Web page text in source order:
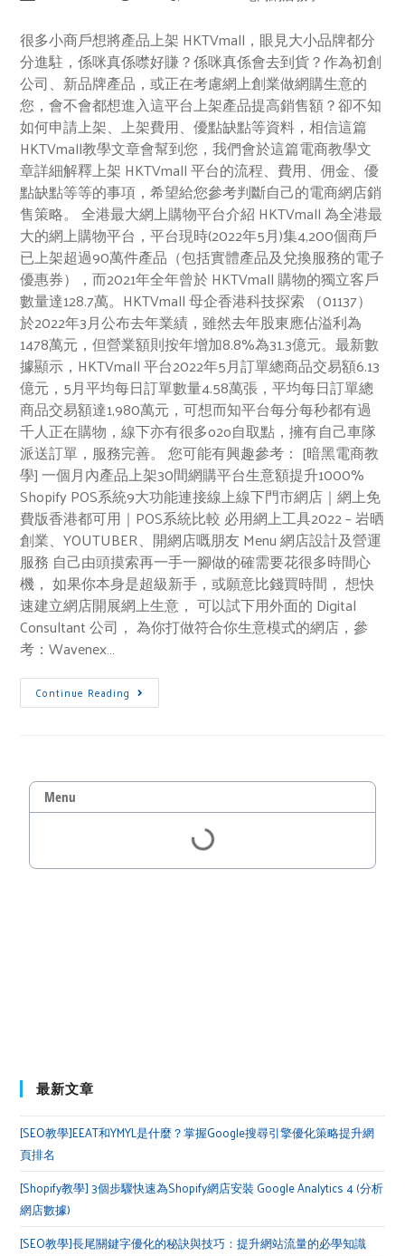
很多小商戶想將產品上架 HKTVmall，眼見大小品牌都分
分進駐，係咪真係噤好賺？係咪真係會去到貨？作為初創
公司、新品牌產品，或正在考慮網上創業做網購生意的
您，會不會都想進入這平台上架產品提高銷售額？卻不知
如何申請上架、上架費用、優點缺點等資料，相信這篇
HKTVmall教學文章會幫到您，我們會於這篇電商教學文
章詳細解釋上架 HKTVmall 平台的流程、費用、佣金、優
點缺點等等的事項，希望給您參考判斷自己的電商網店銷
售策略。 全港最大網上購物平台介紹 HKTVmall 為全港最
大的網上購物平台，平台現時(2022年5月)集4,200個商戶
已上架超過90萬件產品（包括實體產品及兌換服務的電子
優惠券），而2021年全年曾於 HKTVmall 購物的獨立客戶
數量達128.7萬。HKTVmall 母企香港科技探索 （01137）
於2022年3月公布去年業績，雖然去年股東應佔溢利為
1478萬元，但營業額則按年增加8.8%為31.3億元。最新數
據顯示，HKTVmall 平台2022年5月訂單總商品交易額6.13
億元，5月平均每日訂單數量4.58萬張，平均每日訂單總
商品交易額達1,980萬元，可想而知平台每分每秒都有過
千人正在購物，線下亦有很多o2o自取點，擁有自己車隊
派送訂單，服務完善。 您可能有興趣參考： [暗黑電商教
學] 一個月內產品上架30間網購平台生意額提升1000%
Shopify POS系統9大功能連接線上線下門市網店｜網上免
費版香港都可用｜POS系統比較 必用網上工具2022 – 岩晒
創業、YOUTUBER、開網店嘅朋友 Menu 網店設計及營運
服務 自己由頭摸索再一手一腳做的確需要花很多時間心
機， 如果你本身是超級新手，或願意比錢買時間， 想快
速建立網店開展網上生意， 可以試下用外面的 Digital
Consultant 公司， 為你打做符合你生意模式的網店，參
考：Wavenex…
Continue Reading
Menu
最新文章
[SEO教學]EEAT和YMYL是什麼？掌握Google搜尋引擎優化策略提升網
頁排名
[Shopify教學] 3個步驟快速為Shopify網店安裝 Google Analytics 4 (分析
網店數據)
[SEO教學]長尾關鍵字優化的秘訣與技巧：提升網站流量的必學知識